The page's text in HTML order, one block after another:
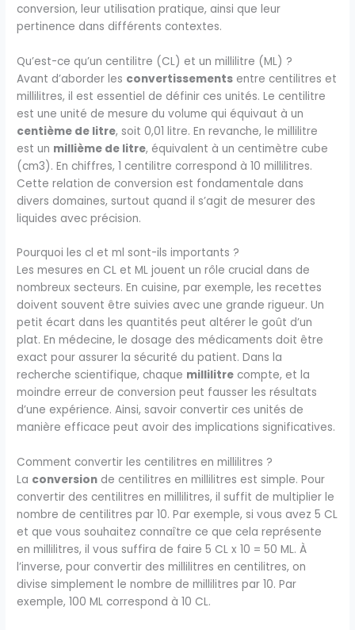
conversion, leur utilisation pratique, ainsi que leur
pertinence dans différents contextes.
Qu’est-ce qu’un centilitre (CL) et un millilitre (ML) ?
Avant d’aborder les convertissements entre centilitres et
millilitres, il est essentiel de définir ces unités. Le centilitre
est une unité de mesure du volume qui équivaut à un
centième de litre, soit 0,01 litre. En revanche, le millilitre
est un millième de litre, équivalent à un centimètre cube
(cm3). En chiffres, 1 centilitre correspond à 10 millilitres.
Cette relation de conversion est fondamentale dans
divers domaines, surtout quand il s’agit de mesurer des
liquides avec précision.
Pourquoi les cl et ml sont-ils importants ?
Les mesures en CL et ML jouent un rôle crucial dans de
nombreux secteurs. En cuisine, par exemple, les recettes
doivent souvent être suivies avec une grande rigueur. Un
petit écart dans les quantités peut altérer le goût d’un
plat. En médecine, le dosage des médicaments doit être
exact pour assurer la sécurité du patient. Dans la
recherche scientifique, chaque millilitre compte, et la
moindre erreur de conversion peut fausser les résultats
d’une expérience. Ainsi, savoir convertir ces unités de
manière efficace peut avoir des implications significatives.
Comment convertir les centilitres en millilitres ?
La conversion de centilitres en millilitres est simple. Pour
convertir des centilitres en millilitres, il suffit de multiplier le
nombre de centilitres par 10. Par exemple, si vous avez 5 CL
et que vous souhaitez connaître ce que cela représente
en millilitres, il vous suffira de faire 5 CL x 10 = 50 ML. À
l’inverse, pour convertir des millilitres en centilitres, on
divise simplement le nombre de millilitres par 10. Par
exemple, 100 ML correspond à 10 CL.